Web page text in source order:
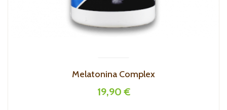
Melatonina Complex
19,90 €